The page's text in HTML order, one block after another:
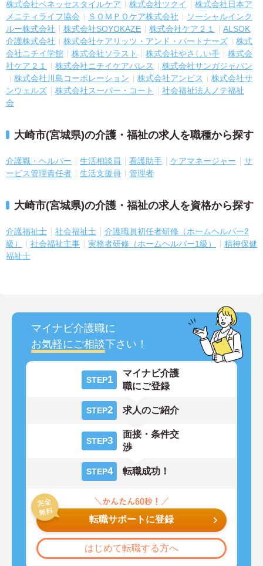
株式会社ベネッセスタイルケア 株式会社ツクイ
株式会社日本ア
メニティライフ協会
ＳＯＭＰＯケア株式会社
ソーシャルインク
ルー株式会社
株式会社SOYOKAZE 株式会社ケア２１
ALSOK
介護株式会社
株式会社ケアリッツ・アンド・パートナーズ
株式
会社ニチイ学館
株式会社ソラスト 株式会社やさしい手
株式会
社ケア２１
株式会社ニチイケアパレス
株式会社サンガジャパン
株式会社川島コーポレーション
株式会社アンビス
株式会社サ
ンウェルズ
株式会社スーパー・コート
社会福祉法人ノテ福祉
会
大崎市(宮城県)の介護・福祉の求人を職種から探す
介護職・ヘルパー 生活相談員 看護助手 ケアマネージャー
サ
ービス管理責任者
生活支援員 管理者
大崎市(宮城県)の介護・福祉の求人を資格から探す
介護福祉士 社会福祉士
介護職員初任者研修（ホームヘルパー2
級）
社会福祉主事 実務者研修（ホームヘルパー1級）
精神保健
福祉士
マイナビ介護職に
お気軽にご相談下さい！
STEP1
マイナビ介護
職にご登録
STEP2 求人のご紹介
STEP3
面接・条件交
渉
STEP4 転職成功！
転職サポートに登録
はじめて転職する方へ